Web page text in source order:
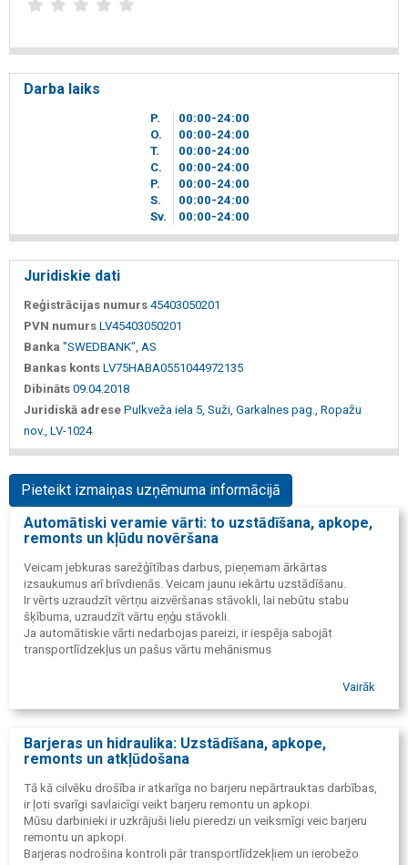
Darba laiks
P. 00 00-24 00
O.
00 00-24 00
T.
00 00-24 00
C.
00 00-24 00
P.
00 00-24 00
S.
00 00-24 00
Sv.
00 00-24 00
Juridiskie dati
Reģistrācijas numurs 45403050201
PVN numurs LV45403050201
Banka "SWEDBANK", AS
Bankas konts LV75HABA0551044972135
Dibināts 09.04.2018
Juridiskā adrese Pulkveža iela 5, Suži, Garkalnes pag., Ropažu
nov., LV-1024
Pieteikt izmaiņas uzņēmuma informācijā
Automātiski veramie vārti: to uzstādīšana, apkope,
remonts un kļūdu novēršana
Veicam jebkuras sarežģītības darbus, pieņemam ārkārtas
izsaukumus arī brīvdienās. Veicam jaunu iekārtu uzstādīšanu.
Ir vērts uzraudzīt vērtņu aizvēršanas stāvokli, lai nebūtu stabu
šķībuma, uzraudzīt vārtu eņģu stāvokli.
Ja automātiskie vārti nedarbojas pareizi, ir iespēja sabojāt
transportlīdzekļus un pašus vārtu mehānismus
Vairāk
Barjeras un hidraulika: Uzstādīšana, apkope,
remonts un atkļūdošana
Tā kā cilvēku drošība ir atkarīga no barjeru nepārtrauktas darbības,
ir ļoti svarīgi savlaicīgi veikt barjeru remontu un apkopi.
Mūsu darbinieki ir uzkrājuši lielu pieredzi un veiksmīgi veic barjeru
remontu un apkopi.
Barjeras nodrošina kontroli pār transportlīdzekļiem un ierobežo